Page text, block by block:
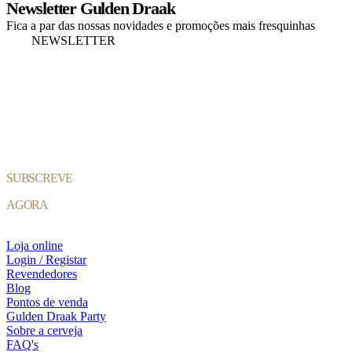
Emberwood
Porter
Newsletter Gulden Draak
Fica a par das nossas novidades e promoções mais fresquinhas
NEWSLETTER
SUBSCREVE
AGORA
Loja online
Login / Registar
Revendedores
Blog
Pontos de venda
Gulden Draak Party
Sobre a cerveja
FAQ's